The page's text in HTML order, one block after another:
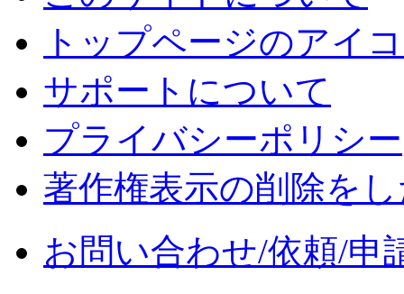
トップページのアイ
サポートについて
プライバシーポリシー
著作権表示の削除を
お問い合わせ/依頼/申